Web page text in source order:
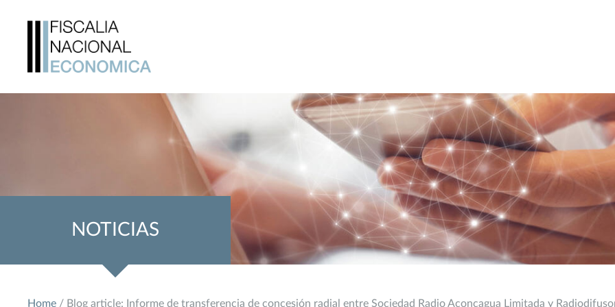
NOTICIAS
Home / Blog article: Informe de transferencia de concesión radial entre Sociedad Radio Aconcagua Limitada y